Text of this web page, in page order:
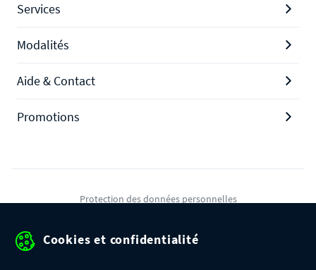
Services
Modalités
Aide & Contact
Promotions
Protection des données personnelles
Cookies et confidentialité